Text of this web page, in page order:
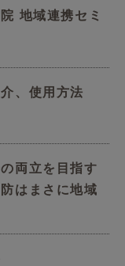
地域連携セミ
、使用方法
両立を目指す
はまさに地域